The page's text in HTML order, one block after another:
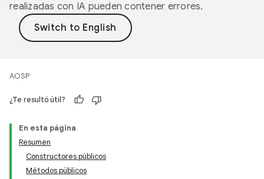
realizadas con IA pueden contener errores.
AOSP
¿Te resultó útil?
En esta página
Resumen
Constructores públicos
Métodos públicos